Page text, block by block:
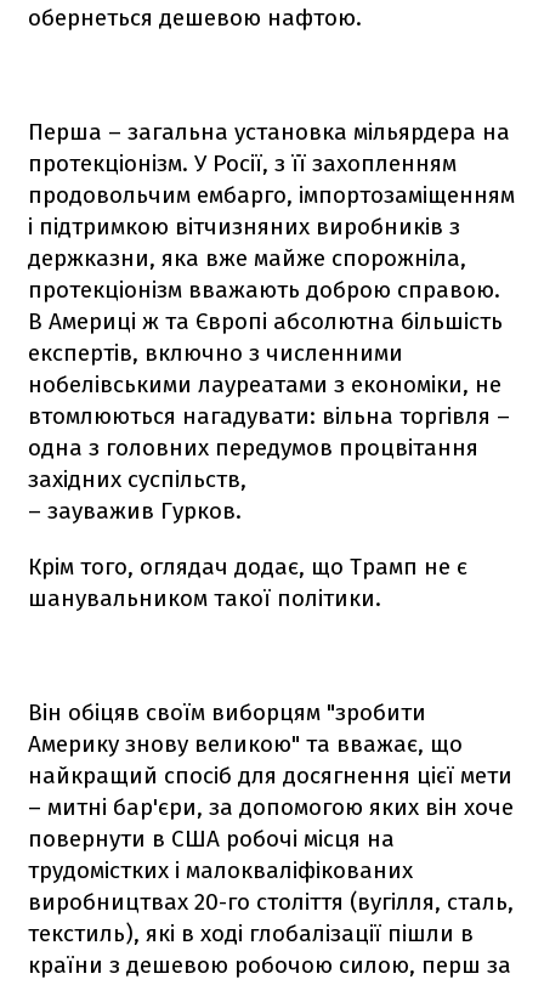
обернеться дешевою нафтою.
Перша – загальна установка мільярдера на
протекціонізм. У Росії, з її захопленням
продовольчим ембарго, імпортозаміщенням
і підтримкою вітчизняних виробників з
держказни, яка вже майже спорожніла,
протекціонізм вважають доброю справою.
В Америці ж та Європі абсолютна більшість
експертів, включно з численними
нобелівськими лауреатами з економіки, не
втомлюються нагадувати: вільна торгівля –
одна з головних передумов процвітання
західних суспільств,
– зауважив Гурков.
Крім того, оглядач додає, що Трамп не є
шанувальником такої політики.
Він обіцяв своїм виборцям "зробити
Америку знову великою" та вважає, що
найкращий спосіб для досягнення цієї мети
– митні бар'єри, за допомогою яких він хоче
повернути в США робочі місця на
трудомістких і малокваліфікованих
виробництвах 20-го століття (вугілля, сталь,
текстиль), які в ході глобалізації пішли в
країни з дешевою робочою силою, перш за